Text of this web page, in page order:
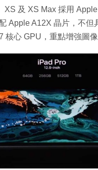
XS 及 XS Max 採用
Apple A12X 晶片，不但
核心 GPU，重點增強圖像